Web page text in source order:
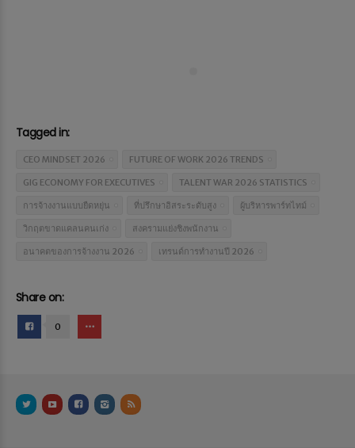
Tagged in:
CEO MINDSET 2026 FUTURE OF WORK 2026 TRENDS
GIG ECONOMY FOR EXECUTIVES TALENT WAR 2026 STATISTICS
การจ้างงานแบบยืดหยุ่น ที่ปรึกษาอิสระระดับสูง ผู้บริหารพาร์ทไทม์
วิกฤตขาดแคลนคนเก่ง สงครามแย่งชิงพนักงาน
อนาคตของการจ้างงาน 2026 เทรนด์การทำงานปี 2026
Share on:
0